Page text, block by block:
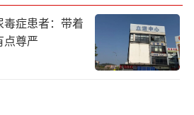
症患者：带着
点尊严